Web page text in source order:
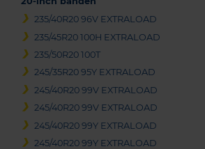
235/40R20 96V EXTRALOAD
235/45R20 100H EXTRALOAD
235/50R20 100T
245/35R20 95Y EXTRALOAD
245/40R20 99V EXTRALOAD
245/40R20 99V EXTRALOAD
245/40R20 99Y EXTRALOAD
245/40R20 99Y EXTRALOAD